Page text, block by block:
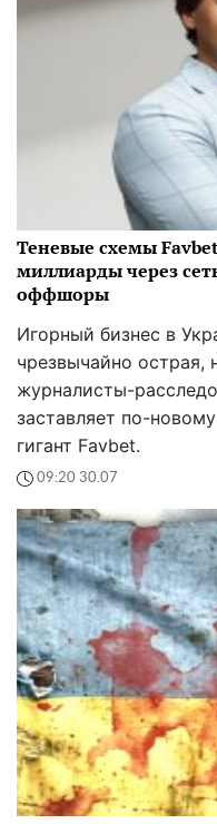
Теневые схемы
миллиарды через
оффшоры
Игорный бизнес в
чрезвычайно острая,
журналисты-
заставляет по-
гигант Favbet.
09:20 30.07